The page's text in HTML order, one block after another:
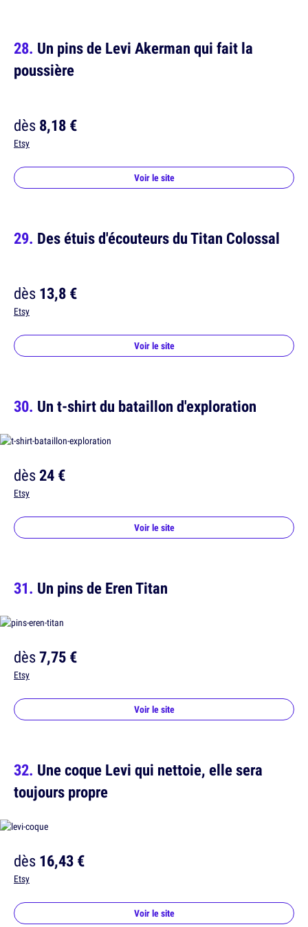
Un pins de Levi Akerman qui fait la
poussière
dès8,18 €
Etsy
Voir le site
Des étuis d'écouteurs du Titan Colossal
dès13,8 €
Etsy
Voir le site
Un t-shirt du bataillon d'exploration
dès24 €
Etsy
Voir le site
Un pins de Eren Titan
dès7,75 €
Etsy
Voir le site
Une coque Levi qui nettoie, elle sera
toujours propre
dès16,43 €
Etsy
Voir le site